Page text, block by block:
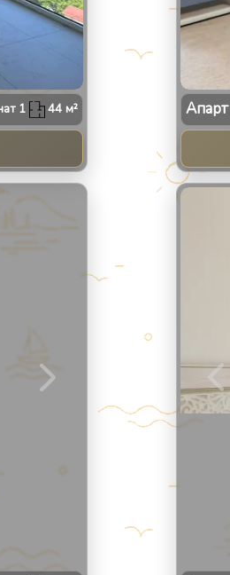
1 44 м² Апарт